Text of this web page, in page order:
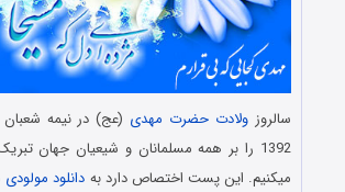
سالروزولادت حضرت مهدی
1392 را بر همه مسلمانان و شیعیان جهان
میکنیم. این پست اختصاص دارد به دانلود مولودی